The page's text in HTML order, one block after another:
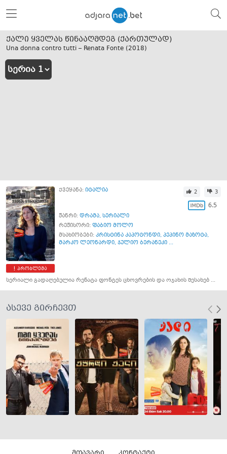
ქალი ყველას წინააღმდეგ (ქართულად)
Una donna contro tutti – Renata Fonte (2018)
პრობლემა
ქვეყანა: იტალია 2 3
6.5
ჟანრი: დრამა, სერიალი
რეჟისორი: ფაბიო მოლო
მსახიობები: კრისტინა კაპოტონდი, პეპინო მაზოტა,
მარკო ლეონარდი, ჯულიო ბერანეკი ...
სერიალი გადაღებულია რენატა ფონტეს ცხოვრების და ოჯახის შესახებ ...
ასევე გირჩევთ